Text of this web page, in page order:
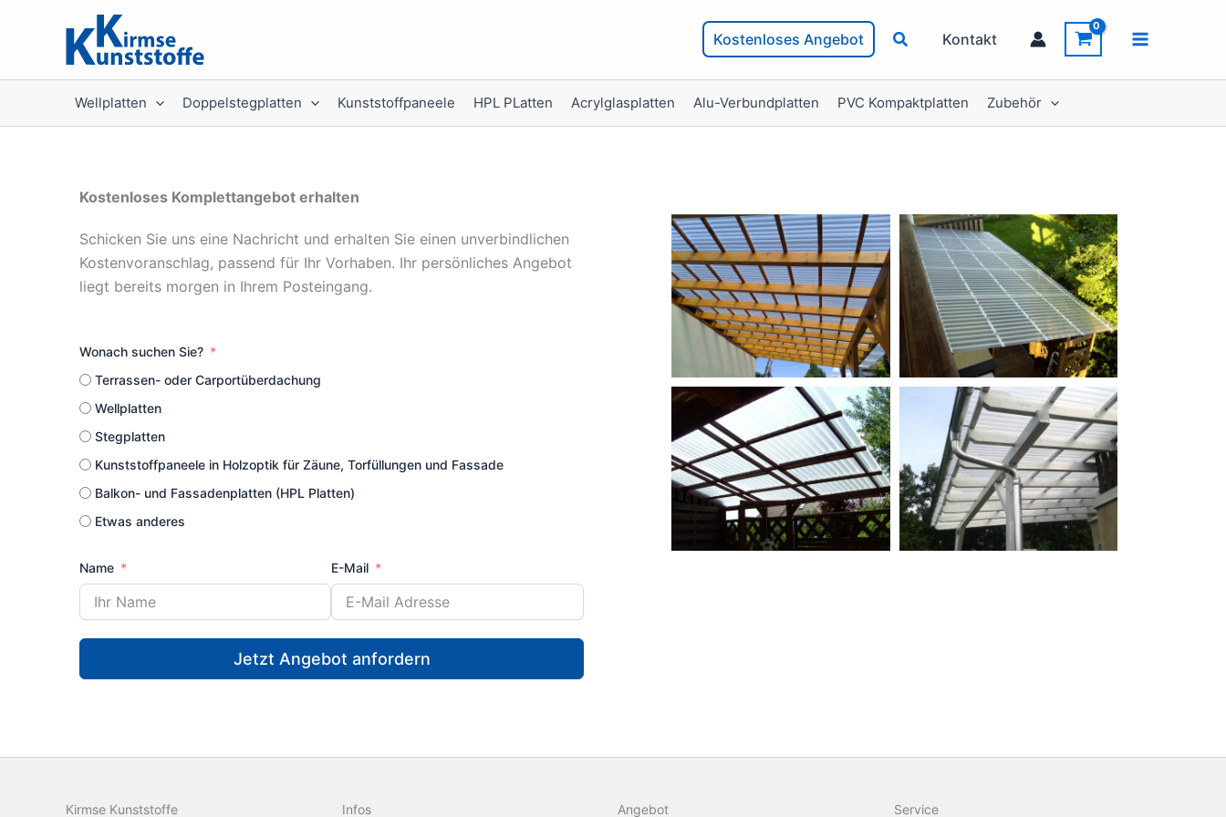
Kostenloses Angebot Kontakt
Wellplatten Doppelstegplatten Kunststoffpaneele HPL PLatten Acrylglasplatten Alu-Verbundplatten PVC Kompaktplatten Zubehör
Kostenloses Komplettangebot erhalten
Schicken Sie uns eine Nachricht und erhalten Sie einen unverbindlichen
Kostenvoranschlag, passend für Ihr Vorhaben. Ihr persönliches Angebot
liegt bereits morgen in Ihrem Posteingang.
Wonach suchen Sie?
Terrassen- oder Carportüberdachung
Wellplatten
Stegplatten
Kunststoffpaneele in Holzoptik für Zäune, Torfüllungen und Fassade
Balkon- und Fassadenplatten (HPL Platten)
Etwas anderes
Name E-Mail
Jetzt Angebot anfordern
Kirmse Kunststoffe Infos Angebot Service